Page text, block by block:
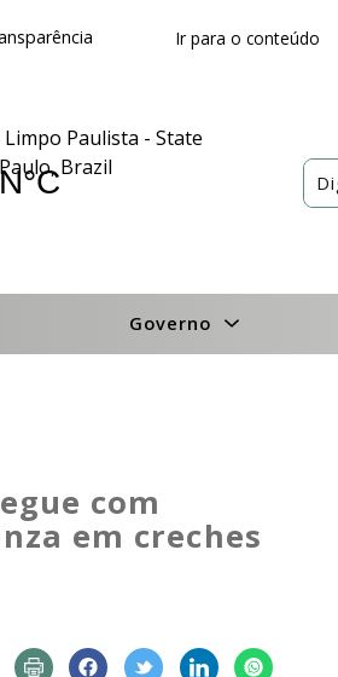
Ir para o conteúdo
Limpo Paulista - State
Brazil
Governo
com
em creches